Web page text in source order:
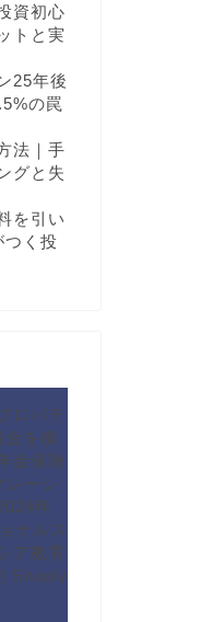
資初心
トと実
25年後
の罠
法｜手
グと失
を引い
つく投
ロパテ
を積
金保険
レーシ
年
ナルス
ア教育
Shoply